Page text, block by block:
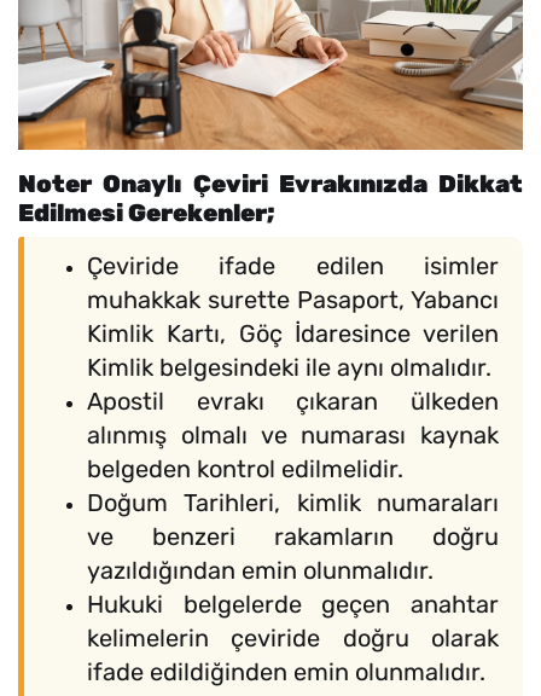
Noter Onaylı Çeviri Evrakınızda Dikkat
Edilmesi Gerekenler;
Çeviride ifade edilen isimler
muhakkak surette Pasaport, Yabancı
Kimlik Kartı, Göç İdaresince verilen
Kimlik belgesindeki ile aynı olmalıdır.
Apostil evrakı çıkaran ülkeden
alınmış olmalı ve numarası kaynak
belgeden kontrol edilmelidir.
Doğum Tarihleri, kimlik numaraları
ve benzeri rakamların doğru
yazıldığından emin olunmalıdır.
Hukuki belgelerde geçen anahtar
kelimelerin çeviride doğru olarak
ifade edildiğinden emin olunmalıdır.